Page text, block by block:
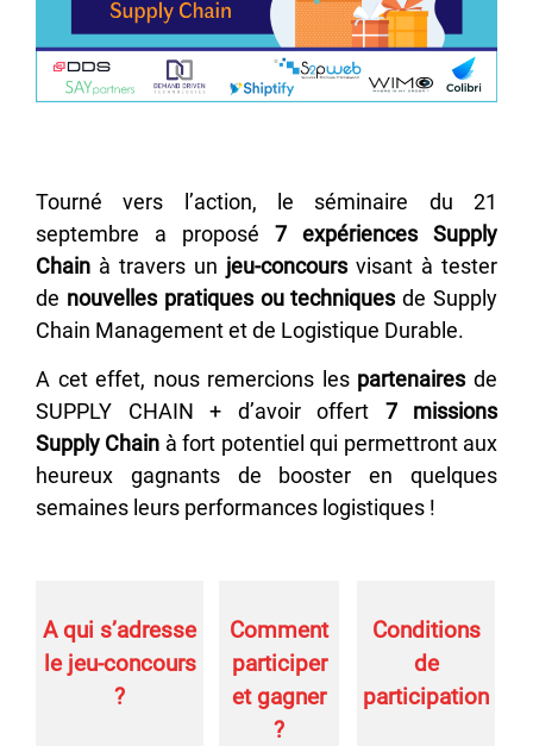
Tourné vers l’action, le séminaire du 21
septembre a proposé 7 expériences Supply
Chain à travers un jeu-concoursvisant à tester
de nouvelles pratiques ou techniquesde Supply
Chain Management et de Logistique Durable.
A cet effet, nous remercions les partenairesde
SUPPLY CHAIN + d’avoir offert 7 missions
Supply Chain à fort potentiel qui permettront aux
heureux gagnants de booster en quelques
semaines leurs performances logistiques !
A qui s’adresse
le jeu-concours
?
Comment
participer
et gagner
?
Conditions
de
participation